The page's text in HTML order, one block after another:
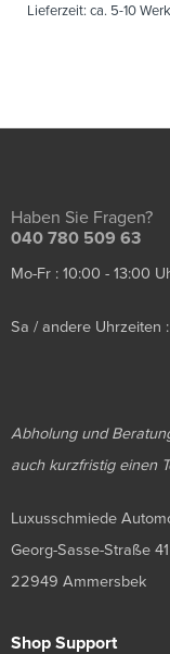
Lieferzeit: ca. 5-10
Haben Sie Fragen?
040 780 509 63
Mo-Fr : 10:00 - 13:00
Sa / andere Uhrzeiten
Abholung und
auch kurzfristig einen
Luxusschmiede
Georg-Sasse-Straße 41
22949 Ammersbek
Shop Support